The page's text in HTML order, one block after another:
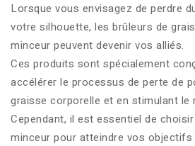
Lorsque vous envisagez de perdre
votre silhouette, les brûleurs de
minceur peuvent devenir vos alliés.
Ces produits sont spécialement
accélérer le processus de perte de
graisse corporelle et en stimulant le
Cependant, il est essentiel de
minceur pour atteindre vos